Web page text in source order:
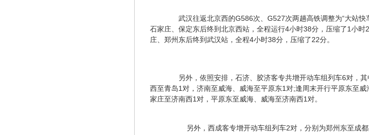
武汉往返北京西的G586次、G527次两趟高铁调整为“大站快
石家庄、保定东后终到北京西站，全程运行4小时38分，压缩了1小
庄、郑州东后终到武汉站，全程4小时38分，压缩了22分。
另外，依照安排，石济、胶济客专共增开动车组列车6对，其
西至青岛1对，济南至威海、威海至平原东1对;逢周末开行平原东至
家庄至济南西1对，平原东至威海、威海至济南西1对。
另外，西成客专增开动车组列车2对，分别为郑州东至成都